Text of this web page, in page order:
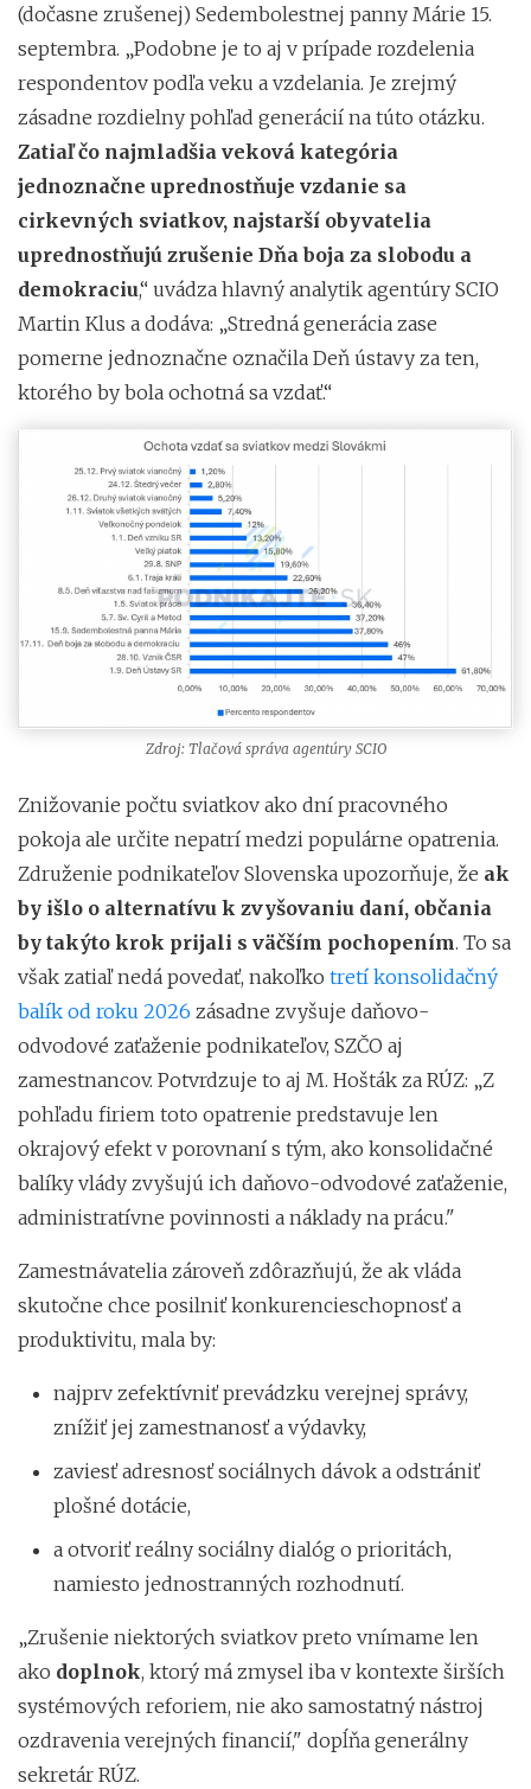
(dočasne zrušenej) Sedembolestnej panny Márie 15.
septembra. „Podobne je to aj v prípade rozdelenia
respondentov podľa veku a vzdelania. Je zrejmý
zásadne rozdielny pohľad generácií na túto otázku.
Zatiaľ čo najmladšia veková kategória
jednoznačne uprednostňuje vzdanie sa
cirkevných sviatkov, najstarší obyvatelia
uprednostňujú zrušenie Dňa boja za slobodu a
demokraciu,“ uvádza hlavný analytik agentúry SCIO
Martin Klus a dodáva: „Stredná generácia zase
pomerne jednoznačne označila Deň ústavy za ten,
ktorého by bola ochotná sa vzdať.“
Zdroj: Tlačová správa agentúry SCIO
Znižovanie počtu sviatkov ako dní pracovného
pokoja ale určite nepatrí medzi populárne opatrenia.
Združenie podnikateľov Slovenska upozorňuje, že ak
by išlo o alternatívu k zvyšovaniu daní, občania
by takýto krok prijali s väčším pochopením. To sa
však zatiaľ nedá povedať, nakoľko tretí konsolidačný
balík od roku 2026 zásadne zvyšuje daňovo-
odvodové zaťaženie podnikateľov, SZČO aj
zamestnancov. Potvrdzuje to aj M. Hošták za RÚZ: „Z
pohľadu firiem toto opatrenie predstavuje len
okrajový efekt v porovnaní s tým, ako konsolidačné
balíky vlády zvyšujú ich daňovo-odvodové zaťaženie,
administratívne povinnosti a náklady na prácu."
Zamestnávatelia zároveň zdôrazňujú, že ak vláda
skutočne chce posilniť konkurencieschopnosť a
produktivitu, mala by:
najprv zefektívniť prevádzku verejnej správy,
znížiť jej zamestnanosť a výdavky,
zaviesť adresnosť sociálnych dávok a odstrániť
plošné dotácie,
a otvoriť reálny sociálny dialóg o prioritách,
namiesto jednostranných rozhodnutí.
„Zrušenie niektorých sviatkov preto vnímame len
ako doplnok, ktorý má zmysel iba v kontexte širších
systémových reforiem, nie ako samostatný nástroj
ozdravenia verejných financií," dopĺňa generálny
sekretár RÚZ.